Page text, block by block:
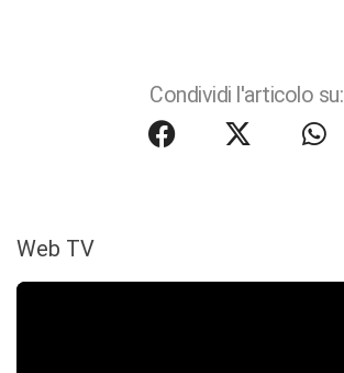
Condividi l'articolo su:
Web TV